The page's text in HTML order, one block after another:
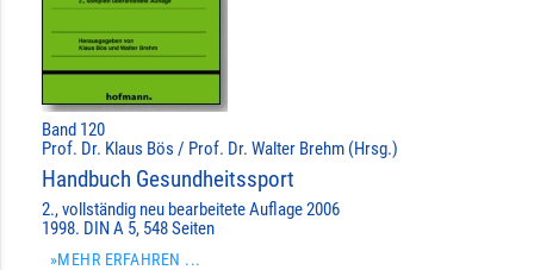
Band 120
Prof. Dr. Klaus Bös / Prof. Dr. Walter Brehm (Hrsg.)
Handbuch Gesundheitssport
2., vollständig neu bearbeitete Auflage 2006
1998. DIN A 5, 548 Seiten
»MEHR ERFAHREN ...